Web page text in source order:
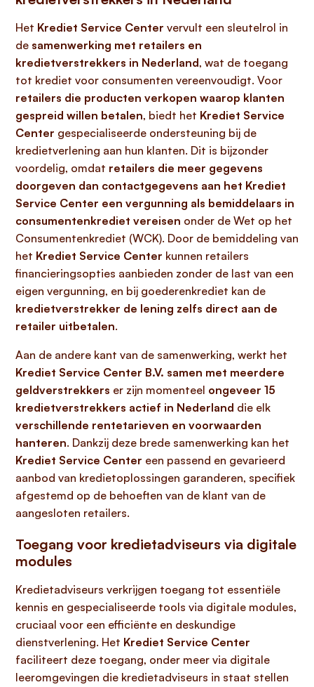
Het Krediet Service Center vervult een sleutelrol in
de samenwerking met retailers en
kredietverstrekkers in Nederland, wat de toegang
tot krediet voor consumenten vereenvoudigt. Voor
retailers die producten verkopen waarop klanten
gespreid willen betalen, biedt het Krediet Service
Center gespecialiseerde ondersteuning bij de
kredietverlening aan hun klanten. Dit is bijzonder
voordelig, omdat retailers die meer gegevens
doorgeven dan contactgegevens aan het Krediet
Service Center een vergunning als bemiddelaars in
consumentenkrediet vereisen onder de Wet op het
Consumentenkrediet (WCK). Door de bemiddeling van
het Krediet Service Center kunnen retailers
financieringsopties aanbieden zonder de last van een
eigen vergunning, en bij goederenkrediet kan de
kredietverstrekker de lening zelfs direct aan de
retailer uitbetalen.
Aan de andere kant van de samenwerking, werkt het
Krediet Service Center B.V. samen met meerdere
geldverstrekkers er zijn momenteel ongeveer 15
kredietverstrekkers actief in Nederland die elk
verschillende rentetarieven en voorwaarden
hanteren. Dankzij deze brede samenwerking kan het
Krediet Service Center een passend en gevarieerd
aanbod van kredietoplossingen garanderen, specifiek
afgestemd op de behoeften van de klant van de
aangesloten retailers.
Toegang voor kredietadviseurs via digitale
modules
Kredietadviseurs verkrijgen toegang tot essentiële
kennis en gespecialiseerde tools via digitale modules,
cruciaal voor een efficiënte en deskundige
dienstverlening. Het Krediet Service Center
faciliteert deze toegang, onder meer via digitale
leeromgevingen die kredietadviseurs in staat stellen